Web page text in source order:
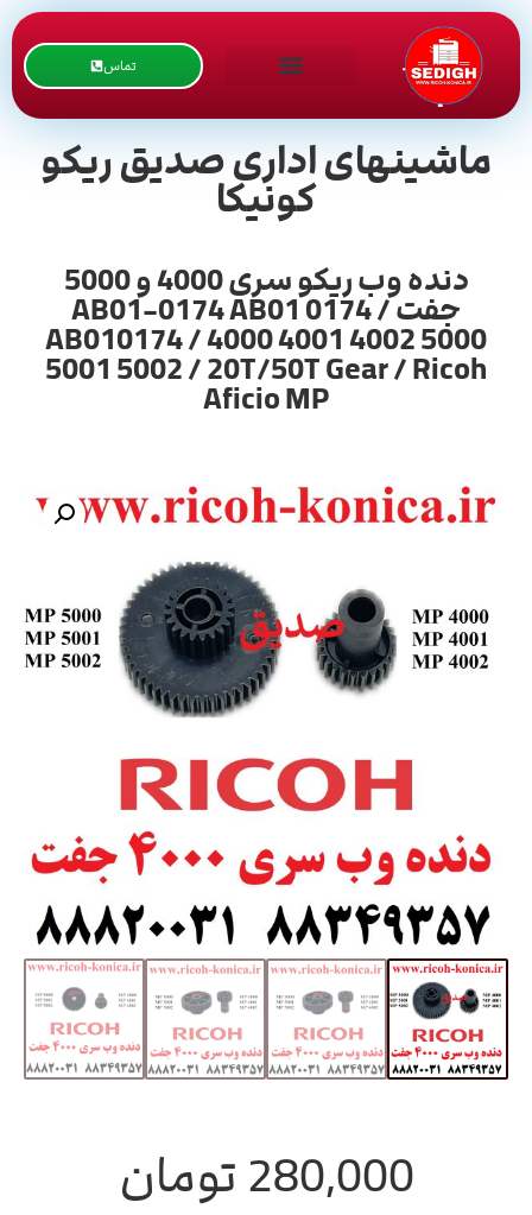
تماس
ماشینهای اداری صدیق ریکو
کونیکا
دنده وب ریکو سری 4000 و 5000
جفت / AB01-0174 AB01 0174
AB010174 / 4000 4001 4002 5000
5001 5002 / 20T/50T Gear / Ricoh
Aficio MP
280,000 تومان